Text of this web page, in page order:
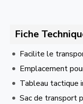
Fiche
Facilite le
Emplacement
Tableau tactique
Sac de transport